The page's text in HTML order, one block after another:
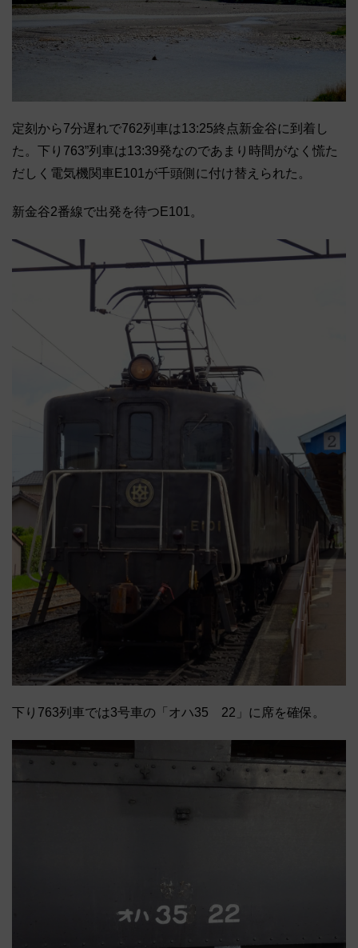
定刻から7分遅れで762列車は13:25終点新金谷に到着し
た。下り763”列車は13:39発なのであまり時間がなく慌た
だしく電気機関車E101が千頭側に付け替えられた。
新金谷2番線で出発を待つE101。
下り763列車では3号車の「オハ35 22」に席を確保。